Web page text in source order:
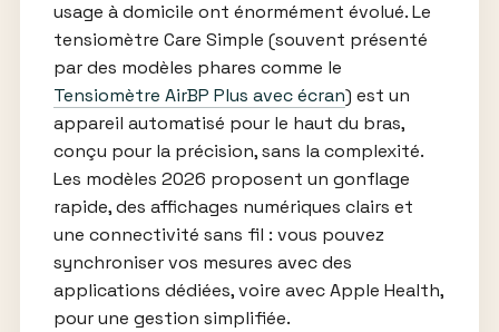
usage à domicile ont énormément évolué. Le
tensiomètre Care Simple (souvent présenté
par des modèles phares comme le
Tensiomètre AirBP Plus avec écran) est un
appareil automatisé pour le haut du bras,
conçu pour la précision, sans la complexité.
Les modèles 2026 proposent un gonflage
rapide, des affichages numériques clairs et
une connectivité sans fil : vous pouvez
synchroniser vos mesures avec des
applications dédiées, voire avec Apple Health,
pour une gestion simplifiée.